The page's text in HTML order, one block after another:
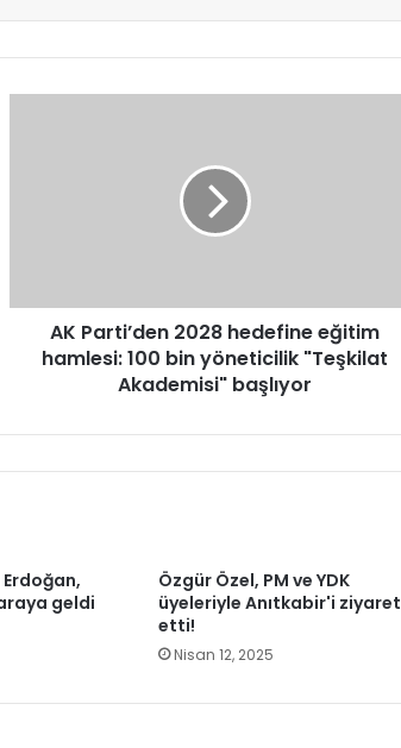
yöneticilik
"Teşkilat
Akademisi"
AK Parti’den 2028 hedefine eğitim
hamlesi: 100 bin yöneticilik "Teşkilat
Akademisi" başlıyor
geldi
Özgür Özel, PM ve YDK
üyeleriyle Anıtkabir'i ziyaret
etti!
Nisan 12, 2025